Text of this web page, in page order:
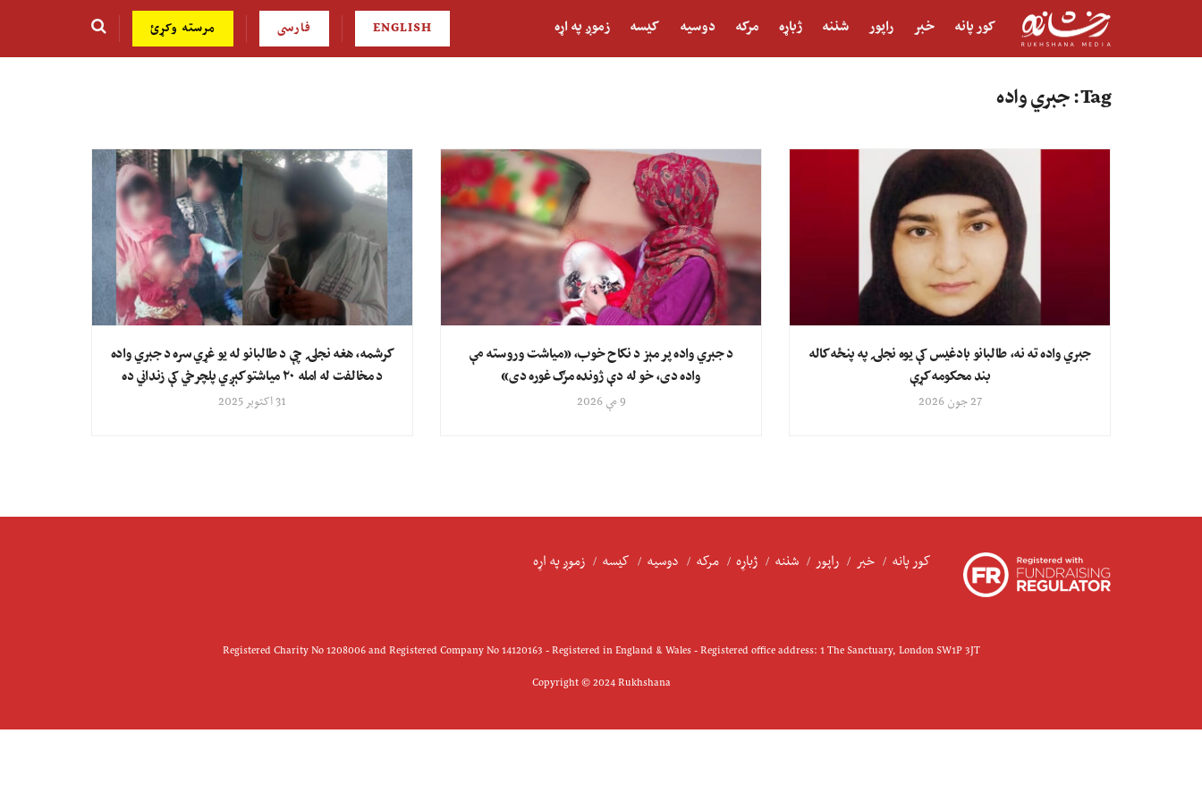
کور پانه خبر راپور شننه ژباړه مرکه دوسیه کیسه زموږ په اړه ENGLISH فارسی مرسته وکړئ
Tag: جبري واده
جبري واده ته نه، طالبانو بادغیس کې یوه نجلۍ په پنځه کاله
بند محکومه کړې
27 جون 2026
د جبري واده پر مېز د نکاح خوب، «میاشت وروسته مې
واده دی، خو له دې ژونده مرګ غوره دی»
9 مې 2026
کرشمه، هغه نجلۍ چې د طالبانو له یو غړي سره د جبري واده
د مخالفت له امله ۲۰ میاشتو کېږي پلچرخي کې زنداني ده
31 اکتوبر 2025
کور پانه خبر راپور شننه ژباړه مرکه دوسیه کیسه زموږ په اړه
Registered Charity No 1208006 and Registered Company No 14120163 - Registered in England & Wales - Registered office address: 1 The Sanctuary, London SW1P 3JT
Copyright © 2024 Rukhshana